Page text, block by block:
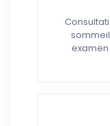
examen